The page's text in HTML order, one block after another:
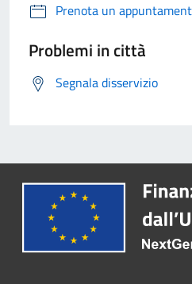
Prenota un
Problemi in città
Segnala disservizio